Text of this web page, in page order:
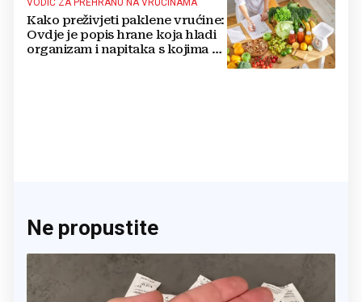
Kako preživjeti paklene vrućine:
Ovdje je popis hrane koja hladi
organizam i napitaka s kojima si
Ne propustite